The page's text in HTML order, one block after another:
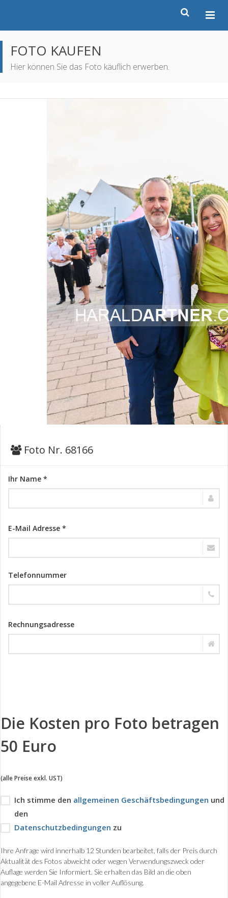
FOTO KAUFEN
Hier können Sie das Foto käuflich erwerben.
Foto Nr. 68166
Ihr Name *
E-Mail Adresse *
Telefonnummer
Rechnungsadresse
Die Kosten pro Foto betragen
50 Euro
(alle Preise exkl. UST)
Ich stimme den allgemeinen Geschäftsbedingungen und
den
Datenschutzbedingungen zu
Ihre Anfrage wird innerhalb 12 Stunden bearbeitet, falls der Preis durch
Aktualität des Fotos abweicht oder wegen Verwendungszweck oder
Auflage werden Sie Informiert. Sie erhalten das Bild an die oben
angegebene E-Mail Adresse in voller Auflösung.